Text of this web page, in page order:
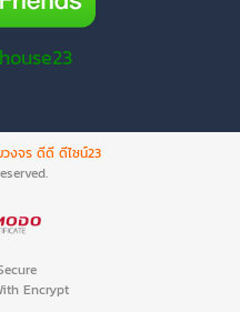
งจร ดีดี ดีไซน์23
Encrypt